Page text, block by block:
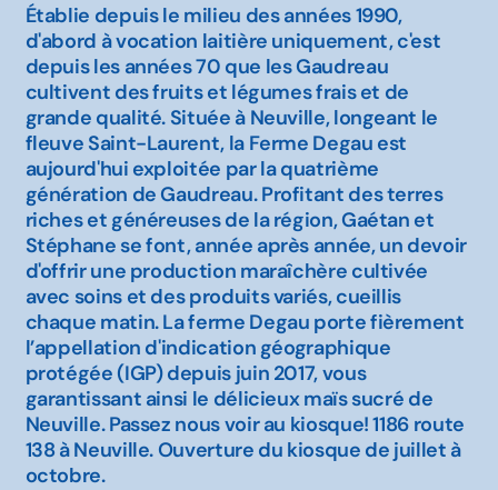
Établie depuis le milieu des années 1990,
d'abord à vocation laitière uniquement, c'est
depuis les années 70 que les Gaudreau
cultivent des fruits et légumes frais et de
grande qualité. Située à Neuville, longeant le
fleuve Saint-Laurent, la Ferme Degau est
aujourd'hui exploitée par la quatrième
génération de Gaudreau. Profitant des terres
riches et généreuses de la région, Gaétan et
Stéphane se font, année après année, un devoir
d'offrir une production maraîchère cultivée
avec soins et des produits variés, cueillis
chaque matin. La ferme Degau porte fièrement
l’appellation d'indication géographique
protégée (IGP) depuis juin 2017, vous
garantissant ainsi le délicieux maïs sucré de
Neuville. Passez nous voir au kiosque! 1186 route
138 à Neuville. Ouverture du kiosque de juillet à
octobre.